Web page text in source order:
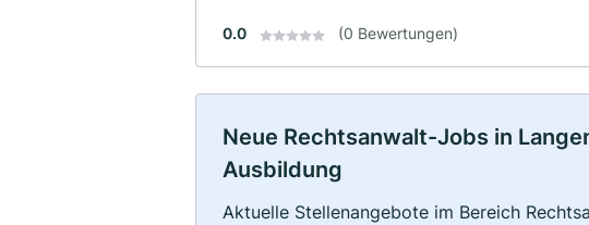
0.0 (0 Bewertungen)
Neue Rechtsanwalt-Jobs in
Ausbildung
Aktuelle Stellenangebote im Bereich